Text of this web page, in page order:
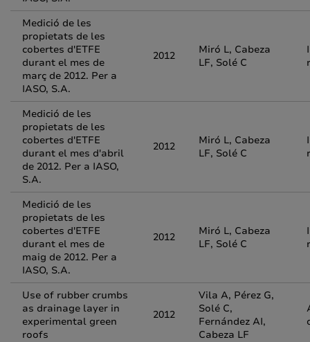
Medició de les
propietats de les
cobertes d'ETFE
durant el mes de
març de 2012. Per a
IASO, S.A.
2012
Miró L, Cabeza
LF, Solé C
Medició de les
propietats de les
cobertes d'ETFE
durant el mes d'abril
de 2012. Per a IASO,
S.A.
2012
Miró L, Cabeza
LF, Solé C
Medició de les
propietats de les
cobertes d'ETFE
durant el mes de
maig de 2012. Per a
IASO, S.A.
2012
Miró L, Cabeza
LF, Solé C
Use of rubber crumbs
as drainage layer in
experimental green
roofs
2012
Vila A, Pérez G,
Solé C,
Fernández AI,
Cabeza LF